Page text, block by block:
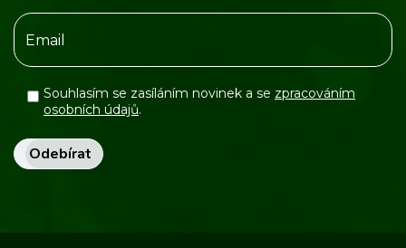
Souhlasím se zasíláním novinek a se zpracováním
osobních údajů.
Odebírat